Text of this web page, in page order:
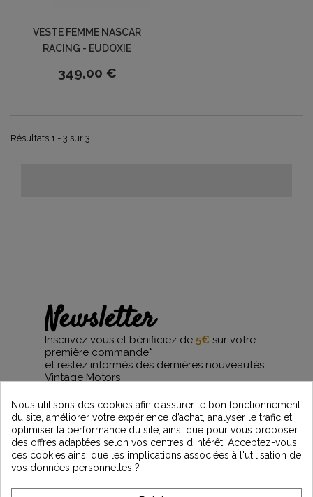
VESTE FEMME NASCAR
RACING - EUDOXIE
349,00 €
Résultats 1 - 3 sur 3.
Newsletter
Inscrivez vous et bénificiez de 5€ sur votre
première commande*
et restez informés des dernières nouveautés
Vintage Motors
*Dès 99€ d'achat. En vous abonnant à notre newsletter, vous reconnaissez avoir pris
connaissance de notre politique de gestion des données personnelles et vous
l'acceptez.
Nous utilisons des cookies afin d’assurer le bon fonctionnement
du site, améliorer votre expérience d’achat, analyser le trafic et
optimiser la performance du site, ainsi que pour vous proposer
des offres adaptées selon vos centres d’intérêt. Acceptez-vous
ces cookies ainsi que les implications associées à l'utilisation de
vos données personnelles ?